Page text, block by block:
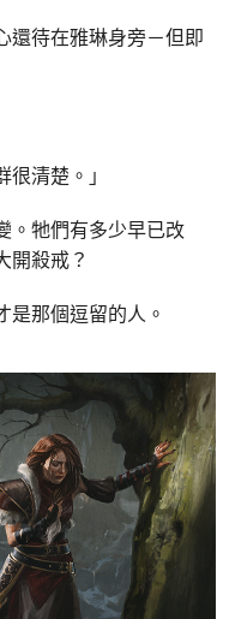
還待在雅琳身旁－但即
清楚。」
。牠們有多少早已改
開殺戒？
是那個逗留的人。